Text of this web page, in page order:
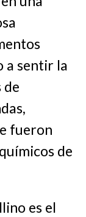
a sentir la
de
fueron
de
es el